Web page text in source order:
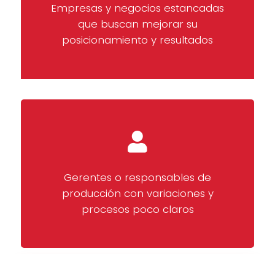
Empresas y negocios estancadas
que buscan mejorar su
posicionamiento y resultados
Gerentes o responsables de
producción con variaciones y
procesos poco claros